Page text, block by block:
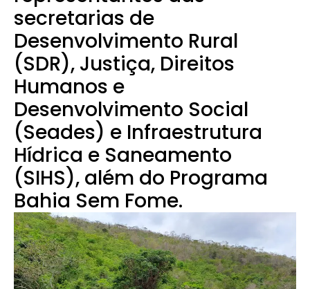
secretarias de
Desenvolvimento Rural
(SDR), Justiça, Direitos
Humanos e
Desenvolvimento Social
(Seades) e Infraestrutura
Hídrica e Saneamento
(SIHS), além do Programa
Bahia Sem Fome.